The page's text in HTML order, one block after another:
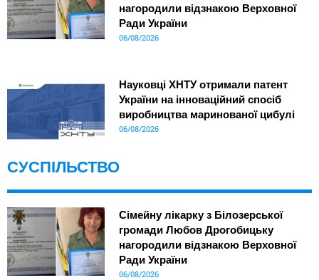
нагородили відзнакою Верховної
Ради України
06/08/2026
Науковці ХНТУ отримали патент
України на інноваційний спосіб
виробництва маринованої цибулі
06/08/2026
СУСПІЛЬСТВО
Сімейну лікарку з Білозерської
громади Любов Дрогобицьку
нагородили відзнакою Верховної
Ради України
06/08/2026